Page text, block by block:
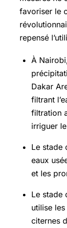
favoriser le
repensé
À
Dakar
filtrant
filtration
irriguer
Le stade
eaux
et les
Le stade
utilise
citernes